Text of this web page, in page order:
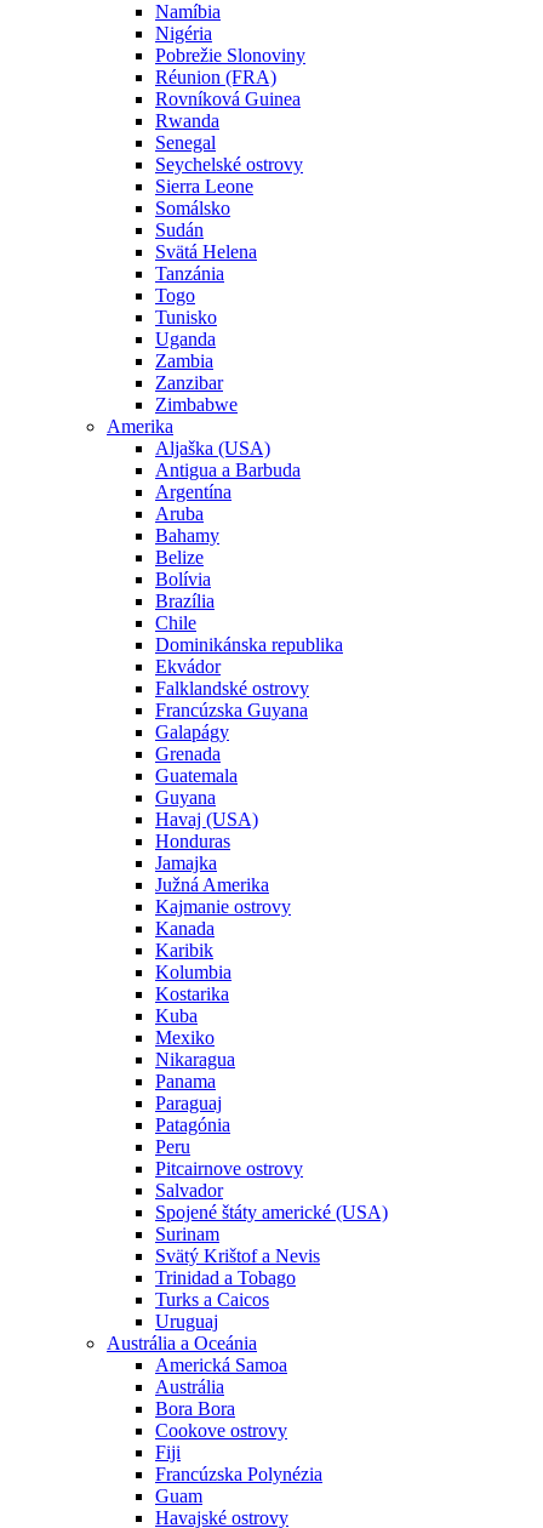
Namíbia
Nigéria
Pobrežie Slonoviny
Réunion (FRA)
Rovníková Guinea
Rwanda
Senegal
Seychelské ostrovy
Sierra Leone
Somálsko
Sudán
Svätá Helena
Tanzánia
Togo
Tunisko
Uganda
Zambia
Zanzibar
Zimbabwe
Amerika
Aljaška (USA)
Antigua a Barbuda
Argentína
Aruba
Bahamy
Belize
Bolívia
Brazília
Chile
Dominikánska republika
Ekvádor
Falklandské ostrovy
Francúzska Guyana
Galapágy
Grenada
Guatemala
Guyana
Havaj (USA)
Honduras
Jamajka
Južná Amerika
Kajmanie ostrovy
Kanada
Karibik
Kolumbia
Kostarika
Kuba
Mexiko
Nikaragua
Panama
Paraguaj
Patagónia
Peru
Pitcairnove ostrovy
Salvador
Spojené štáty americké (USA)
Surinam
Svätý Krištof a Nevis
Trinidad a Tobago
Turks a Caicos
Uruguaj
Austrália a Oceánia
Americká Samoa
Austrália
Bora Bora
Cookove ostrovy
Fiji
Francúzska Polynézia
Guam
Havajské ostrovy